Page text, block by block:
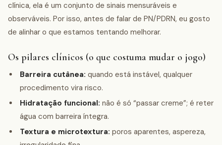
clínica, ela é um conjunto de sinais mensuráveis e
observáveis. Por isso, antes de falar de PN/PDRN, eu gosto
de alinhar o que estamos tentando melhorar.
Os pilares clínicos (o que costuma mudar o jogo)
Barreira cutânea: quando está instável, qualquer
procedimento vira risco.
Hidratação funcional: não é só “passar creme”; é reter
água com barreira íntegra.
Textura e microtextura: poros aparentes, aspereza,